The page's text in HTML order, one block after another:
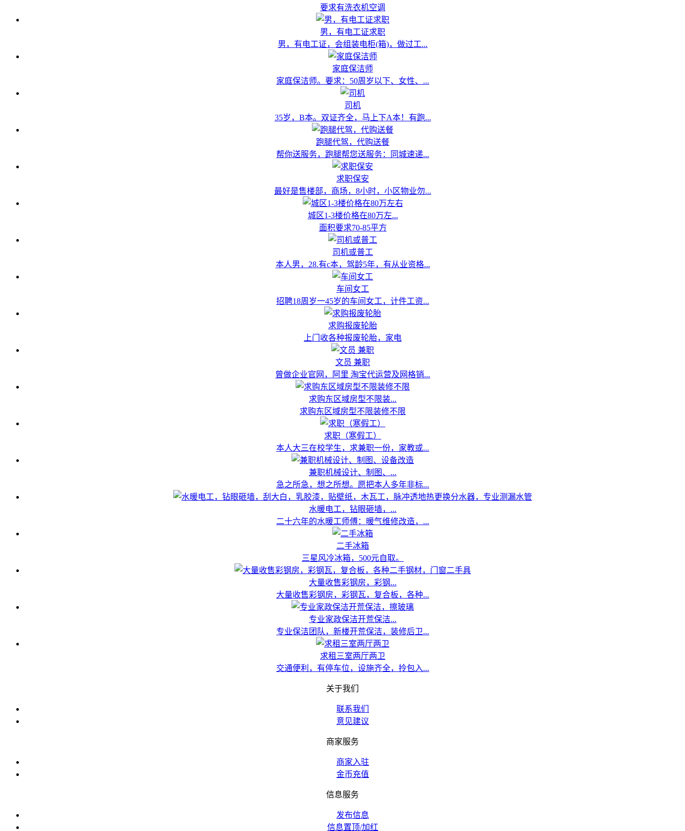
要求有洗衣机空调
男，有电工证求职
男，有电工证，会组装电柜(箱)，做过工...
家庭保洁师
家庭保洁师。要求：50周岁以下、女性、...
司机
35岁，B本。双证齐全，马上下A本！有跑...
跑腿代驾，代购送餐
帮你送服务，跑腿帮您送服务：同城速递...
求职保安
最好是售楼部，商场，8小时，小区物业勿...
城区1-3楼价格在80万左...
面积要求70-85平方
司机或普工
本人男，28.有c本，驾龄5年，有从业资格...
车间女工
招聘18周岁一45岁的车间女工，计件工资...
求购报废轮胎
上门收各种报废轮胎，家电
文员 兼职
曾做企业官网，阿里 淘宝代运营及网格销...
求购东区域房型不限装...
求购东区域房型不限装修不限
求职（寒假工）
本人大三在校学生，求兼职一份，家教或...
兼职机械设计、制图、...
急之所急，想之所想。愿把本人多年非标...
水暖电工，钻眼砸墙，...
二十六年的水暖工师傅：暖气维修改造，...
二手冰箱
三星风冷冰箱，500元自取。
大量收售彩钢房，彩钢...
大量收售彩钢房，彩钢瓦，复合板，各种...
专业家政保洁开荒保洁...
专业保洁团队，新楼开荒保洁，装修后卫...
求租三室两厅两卫
交通便利，有停车位，设施齐全，拎包入...
关于我们
联系我们
意见建议
商家服务
商家入驻
金币充值
信息服务
发布信息
信息置顶/加红